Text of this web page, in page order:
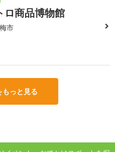
ロ商品博物館
市
っと見る